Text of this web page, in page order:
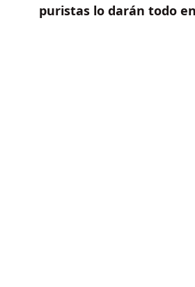
puristas lo darán todo